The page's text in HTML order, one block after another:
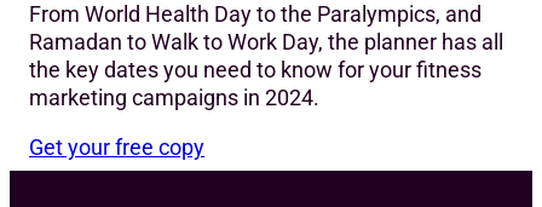
From World Health Day to the Paralympics, and
Ramadan to Walk to Work Day, the planner has all
the key dates you need to know for your fitness
marketing campaigns in 2024.
Get your free copy